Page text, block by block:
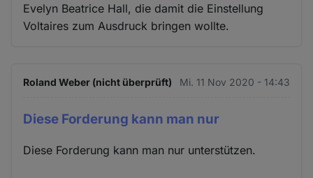
Evelyn Beatrice Hall, die damit die Einstellung
Voltaires zum Ausdruck bringen wollte.
Roland Weber (nicht überprüft) Mi. 11 Nov 2020 - 14:43
Diese Forderung kann man nur
Diese Forderung kann man nur unterstützen.